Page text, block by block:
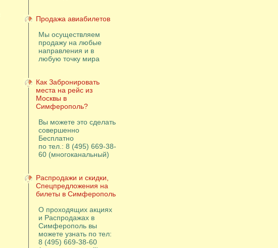
Продажа авиабилетов
Мы осуществляем
продажу на любые
направления и в
любую точку мира
Как Забронировать
места на рейс из
Москвы в
Симферополь?
Вы можете это сделать
совершенно
Бесплатно
по тел.: 8 (495) 669-38-
60 (многоканальный)
Распродажи и скидки,
Спецпредложения на
билеты в Симферополь
О проходящих акциях
и Распродажах в
Симферополь вы
можете узнать по тел:
8 (495) 669-38-60